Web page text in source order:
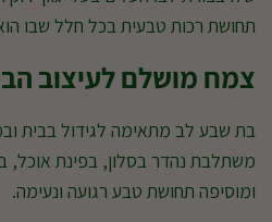
תחושת רכות טבעית בכל חלל שבו
צמח מושלם לעיצוב
בת שבע לב מתאימה לגידול בבית
משתלבת נהדר בסלון, בפינת אוכל,
ומוסיפה תחושת טבע רגועה ונעימה.